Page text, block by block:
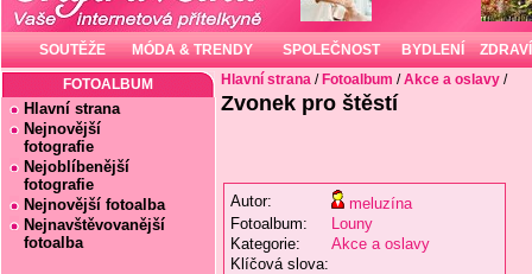
SOUTĚŽE MÓDA & TRENDY SPOLEČNOST BYDLENÍ ZDRAVÍ
FOTOALBUM
Hlavní strana
Nejnovější
fotografie
Nejoblíbenější
fotografie
Nejnovější fotoalba
Nejnavštěvovanější
fotoalba
Hlavní strana / Fotoalbum /Akce a oslavy /
Zvonek pro štěstí
Autor:
meluzína
Fotoalbum:
Louny
Kategorie:
Akce a oslavy
Klíčová slova: